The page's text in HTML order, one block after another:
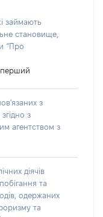
займають
становище,
“Про
перший
з
з
агентством з
діячів
та
одержаних
та